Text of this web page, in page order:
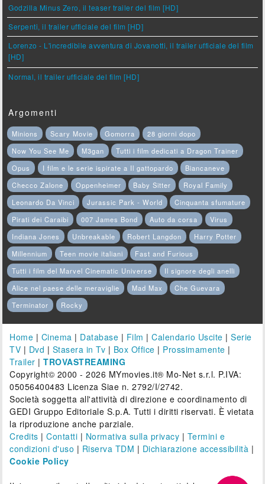
Godzilla Minus Zero, il teaser trailer del film [HD]
Serpenti, il trailer ufficiale del film [HD]
Lorenzo - L'incredibile avventura di Jovanotti, il trailer ufficiale del film
[HD]
Normal, il trailer ufficiale del film [HD]
Argomenti
Minions Scary Movie Gomorra
28 giorni dopo
Now You See Me
M3gan
Tutti i film dedicati a Dragon Trainer
Opus
I film e le serie ispirate a Il gattopardo
Biancaneve
Checco Zalone
Oppenheimer Baby Sitter
Royal Family
Leonardo Da Vinci
Jurassic Park - World
Cinquanta sfumature
Pirati dei Caraibi
007 James Bond Auto da corsa
Virus
Indiana Jones
Unbreakable Robert Langdon
Harry Potter
Millennium
Teen movie italiani
Fast and Furious
Tutti i film del Marvel Cinematic Universe
Il signore degli anelli
Alice nel paese delle meraviglie
Mad Max
Che Guevara
Terminator
Rocky
Home | Cinema | Database | Film |Calendario Uscite |Serie
TV | Dvd | Stasera in Tv | Box Office | Prossimamente |
Trailer |TROVASTREAMING
Copyright© 2000 - 2026 MYmovies.it® Mo-Net s.r.l. P.IVA:
05056400483 Licenza Siae n. 2792/I/2742.
Società soggetta all'attività di direzione e coordinamento di
GEDI Gruppo Editoriale S.p.A. Tutti i diritti riservati. È vietata
la riproduzione anche parziale.
Credits |Contatti | Normativa sulla privacy | Termini e
condizioni d'uso | Riserva TDM | Dichiarazione accessibilità |
Cookie Policy